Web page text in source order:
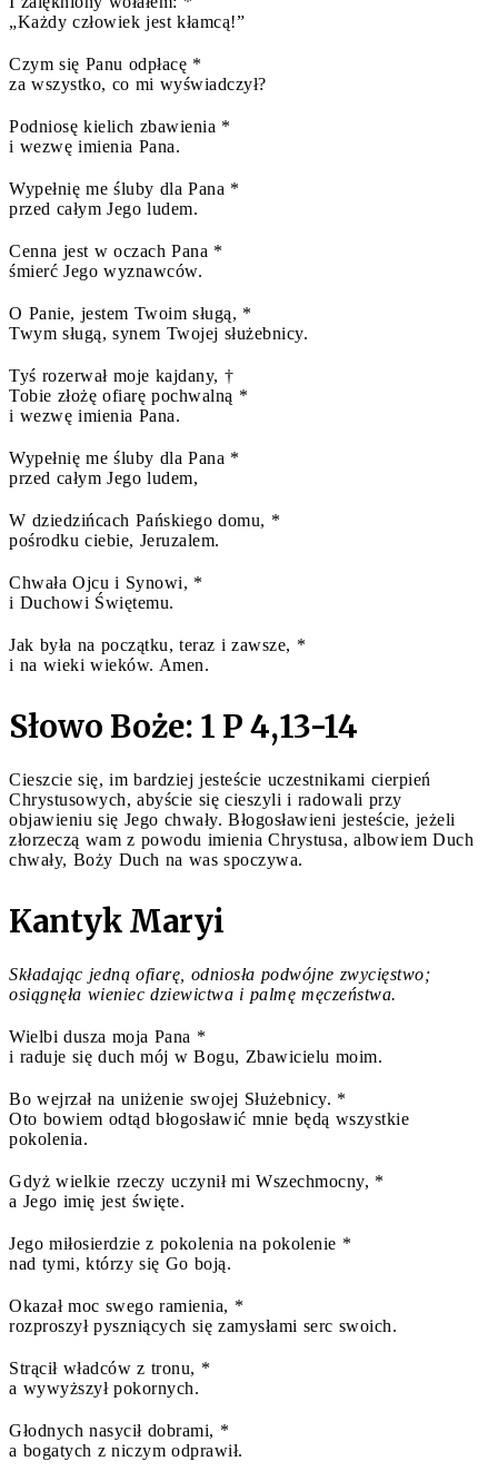
„Każdy człowiek jest kłamcą!”
Czym się Panu odpłacę *
za wszystko, co mi wyświadczył?
Podniosę kielich zbawienia *
i wezwę imienia Pana.
Wypełnię me śluby dla Pana *
przed całym Jego ludem.
Cenna jest w oczach Pana *
śmierć Jego wyznawców.
O Panie, jestem Twoim sługą, *
Twym sługą, synem Twojej służebnicy.
Tyś rozerwał moje kajdany, †
Tobie złożę ofiarę pochwalną *
i wezwę imienia Pana.
Wypełnię me śluby dla Pana *
przed całym Jego ludem,
W dziedzińcach Pańskiego domu, *
pośrodku ciebie, Jeruzalem.
Chwała Ojcu i Synowi, *
i Duchowi Świętemu.
Jak była na początku, teraz i zawsze, *
i na wieki wieków. Amen.
Słowo Boże: 1 P 4,13-14
Cieszcie się, im bardziej jesteście uczestnikami cierpień
Chrystusowych, abyście się cieszyli i radowali przy
objawieniu się Jego chwały. Błogosławieni jesteście, jeżeli
złorzeczą wam z powodu imienia Chrystusa, albowiem Duch
chwały, Boży Duch na was spoczywa.
Kantyk Maryi
Składając jedną ofiarę, odniosła podwójne zwycięstwo;
osiągnęła wieniec dziewictwa i palmę męczeństwa.
Wielbi dusza moja Pana *
i raduje się duch mój w Bogu, Zbawicielu moim.
Bo wejrzał na uniżenie swojej Służebnicy. *
Oto bowiem odtąd błogosławić mnie będą wszystkie
pokolenia.
Gdyż wielkie rzeczy uczynił mi Wszechmocny, *
a Jego imię jest święte.
Jego miłosierdzie z pokolenia na pokolenie *
nad tymi, którzy się Go boją.
Okazał moc swego ramienia, *
rozproszył pyszniących się zamysłami serc swoich.
Strącił władców z tronu, *
a wywyższył pokornych.
Głodnych nasycił dobrami, *
a bogatych z niczym odprawił.